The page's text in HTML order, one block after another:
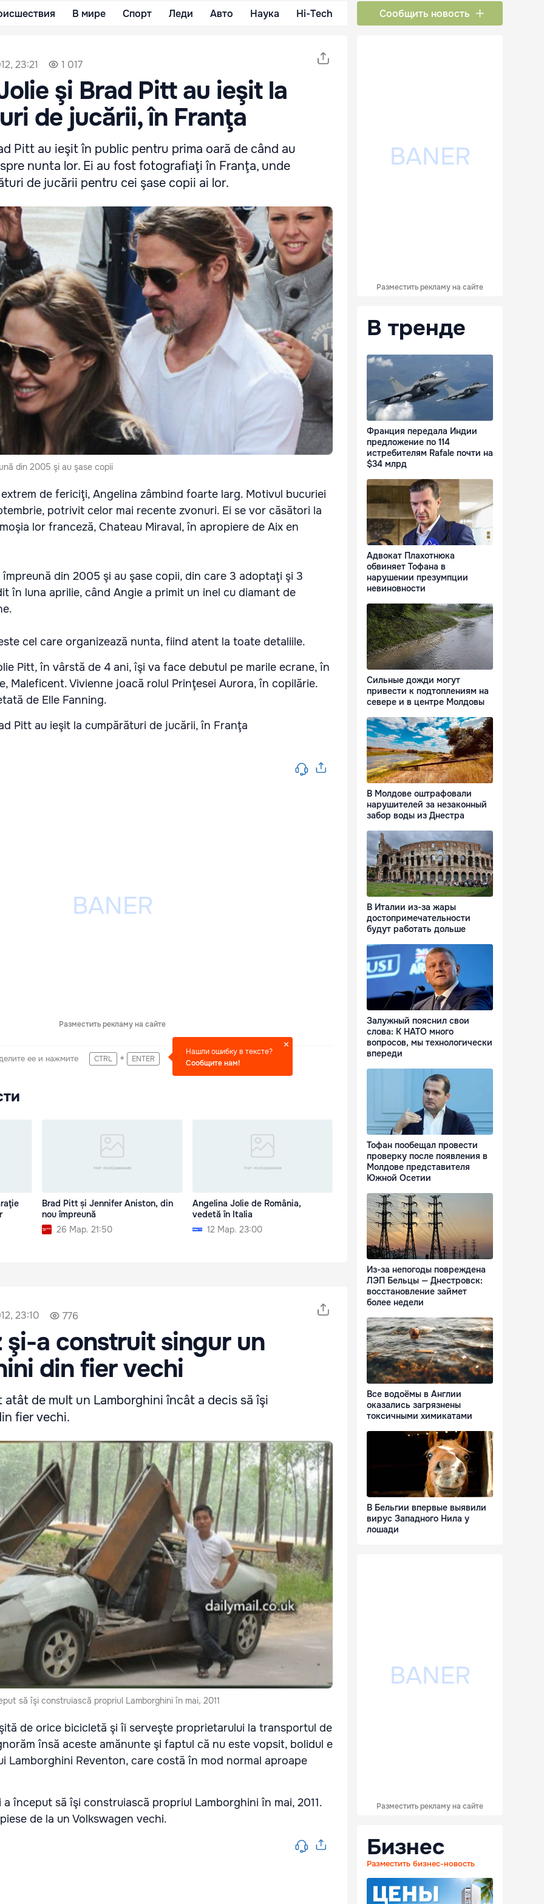
В мире Спорт Леди Авто Наука Hi-Tech Сообщить новость
23:21 1 017
şi Brad Pitt au ieşit la
de jucării, în Franţa
Pitt au ieşit în public pentru prima oară de când au
nunta lor. Ei au fost fotografiaţi în Franţa, unde
de jucării pentru cei şase copii ai lor.
din 2005 şi au şase copii
de fericiţi, Angelina zâmbind foarte larg. Motivul bucuriei
potrivit celor mai recente zvonuri. Ei se vor căsători la
lor franceză, Chateau Miraval, în apropiere de Aix en
din 2005 şi au şase copii, din care 3 adoptaţi şi 3
în luna aprilie, când Angie a primit un inel cu diamant de
cel care organizează nunta, fiind atent la toate detaliile.
Pitt, în vârstă de 4 ani, îşi va face debutul pe marile ecrane, în
Maleficent. Vivienne joacă rolul Prinţesei Aurora, în copilărie.
de Elle Fanning.
Разместить рекламу на сайте
ее и нажмите CTRL + ENTER
Нашли ошибку в тексте?
Сообщите нам!
Brad Pitt și Jennifer Aniston, din
nou împreună
26 Мар. 21:50
Angelina Jolie de România,
vedetă în Italia
12 Мар. 23:00
23:10 776
şi-a construit singur un
din fier vechi
de mult un Lamborghini încât a decis să îşi
fier vechi.
să îşi construiască propriul Lamborghini în mai, 2011
de orice bicicletă şi îi serveşte proprietarului la transportul de
însă aceste amănunte şi faptul că nu este vopsit, bolidul e
Lamborghini Reventon, care costă în mod normal aproape
a început să îşi construiască propriul Lamborghini în mai, 2011.
de la un Volkswagen vechi.
Разместить рекламу на сайте
В тренде
Франция передала Индии
предложение по 114
истребителям Rafale почти на
$34 млрд
Адвокат Плахотнюка
обвиняет Тофана в
нарушении презумпции
невиновности
Сильные дожди могут
привести к подтоплениям на
севере и в центре Молдовы
В Молдове оштрафовали
нарушителей за незаконный
забор воды из Днестра
В Италии из-за жары
достопримечательности
будут работать дольше
Залужный пояснил свои
слова: К НАТО много
вопросов, мы технологически
впереди
Тофан пообещал провести
проверку после появления в
Молдове представителя
Южной Осетии
Из-за непогоды повреждена
ЛЭП Бельцы — Днестровск:
восстановление займет
более недели
Все водоёмы в Англии
оказались загрязнены
токсичными химикатами
В Бельгии впервые выявили
вирус Западного Нила у
лошади
Разместить рекламу на сайте
Бизнес
Разместить бизнес-новость